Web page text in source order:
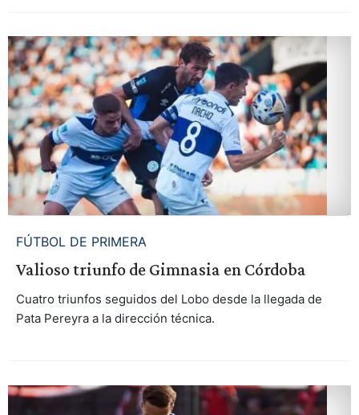
FÚTBOL DE PRIMERA
Valioso triunfo de Gimnasia en Córdoba
Cuatro triunfos seguidos del Lobo desde la llegada de
Pata Pereyra a la dirección técnica.